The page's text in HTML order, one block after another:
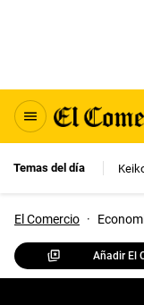
Temas del día
El Comercio ·
Añadir El